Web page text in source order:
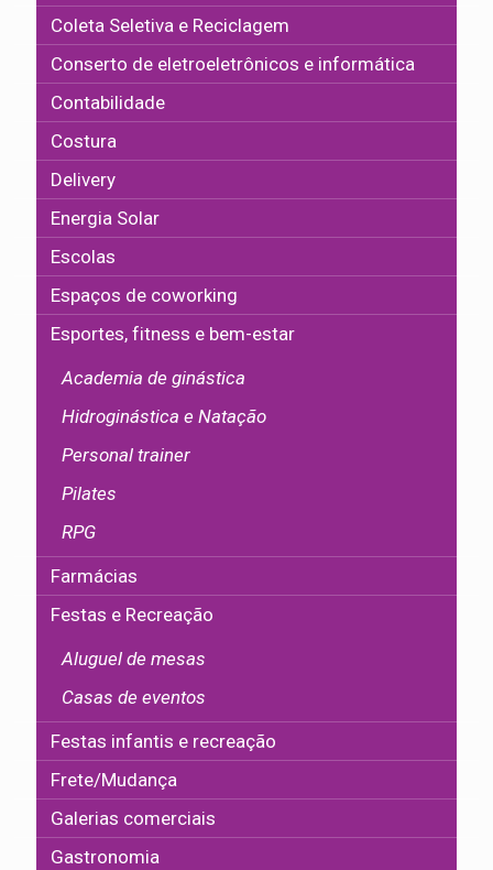
Coleta Seletiva e Reciclagem
Conserto de eletroeletrônicos e informática
Contabilidade
Costura
Delivery
Energia Solar
Escolas
Espaços de coworking
Esportes, fitness e bem-estar
Academia de ginástica
Hidroginástica e Natação
Personal trainer
Pilates
RPG
Farmácias
Festas e Recreação
Aluguel de mesas
Casas de eventos
Festas infantis e recreação
Frete/Mudança
Galerias comerciais
Gastronomia